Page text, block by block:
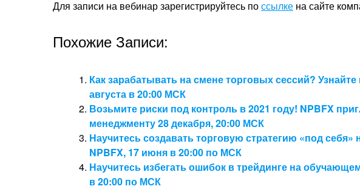
Для записи на вебинар зарегистрируйтесь поссылке на сайте
Похожие Записи:
Как зарабатывать на смене торговых сессий?
августа в 20:00 МСК
Возьмите риски под контроль в 2021 году! NPBFX
менеджменту 28 декабря, 20:00 МСК
Научитесь создавать торговую стратегию «под себя»
NPBFX, 17 июня в 20:00 по МСК
Научитесь избегать ошибок в трейдинге на
в 20:00 по МСК